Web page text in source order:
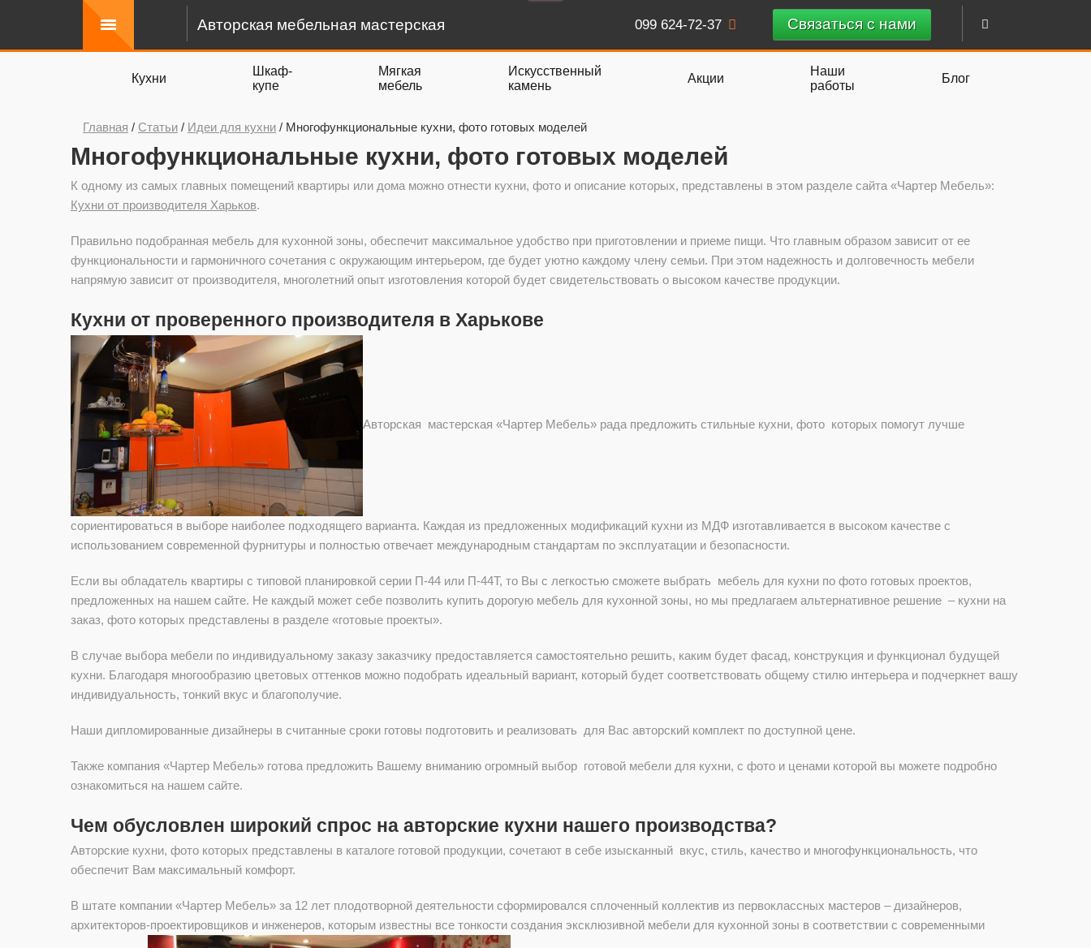
Авторская мебельная мастерская 099 624-72-37 Связаться с нами
Кухни
Шкаф-
купе
Мягкая
мебель
Искусственный
камень
Акции
Наши
работы
Блог
Главная / Статьи / Идеи для кухни / Многофункциональные кухни, фото готовых моделей
Многофункциональные кухни, фото готовых моделей
К одному из самых главных помещений квартиры или дома можно отнести кухни, фото и описание которых, представлены в этом разделе сайта «Чартер Мебель»:
Кухни от производителя Харьков.
Правильно подобранная мебель для кухонной зоны, обеспечит максимальное удобство при приготовлении и приеме пищи. Что главным образом зависит от ее
функциональности и гармоничного сочетания с окружающим интерьером, где будет уютно каждому члену семьи. При этом надежность и долговечность мебели
напрямую зависит от производителя, многолетний опыт изготовления которой будет свидетельствовать о высоком качестве продукции.
Кухни от проверенного производителя в Харькове
Авторская мастерская «Чартер Мебель» рада предложить стильные кухни, фото которых помогут лучше
сориентироваться в выборе наиболее подходящего варианта. Каждая из предложенных модификаций кухни из МДФ изготавливается в высоком качестве с
использованием современной фурнитуры и полностью отвечает международным стандартам по эксплуатации и безопасности.
Если вы обладатель квартиры с типовой планировкой серии П-44 или П-44Т, то Вы с легкостью сможете выбрать мебель для кухни по фото готовых проектов,
предложенных на нашем сайте. Не каждый может себе позволить купить дорогую мебель для кухонной зоны, но мы предлагаем альтернативное решение – кухни на
заказ, фото которых представлены в разделе «готовые проекты».
В случае выбора мебели по индивидуальному заказу заказчику предоставляется самостоятельно решить, каким будет фасад, конструкция и функционал будущей
кухни. Благодаря многообразию цветовых оттенков можно подобрать идеальный вариант, который будет соответствовать общему стилю интерьера и подчеркнет вашу
индивидуальность, тонкий вкус и благополучие.
Наши дипломированные дизайнеры в считанные сроки готовы подготовить и реализовать для Вас авторский комплект по доступной цене.
Также компания «Чартер Мебель» готова предложить Вашему вниманию огромный выбор готовой мебели для кухни, с фото и ценами которой вы можете подробно
ознакомиться на нашем сайте.
Чем обусловлен широкий спрос на авторские кухни нашего производства?
Авторские кухни, фото которых представлены в каталоге готовой продукции, сочетают в себе изысканный вкус, стиль, качество и многофункциональность, что
обеспечит Вам максимальный комфорт.
В штате компании «Чартер Мебель» за 12 лет плодотворной деятельности сформировался сплоченный коллектив из первоклассных мастеров – дизайнеров,
архитекторов-проектировщиков и инженеров, которым известны все тонкости создания эксклюзивной мебели для кухонной зоны в соответствии с современными